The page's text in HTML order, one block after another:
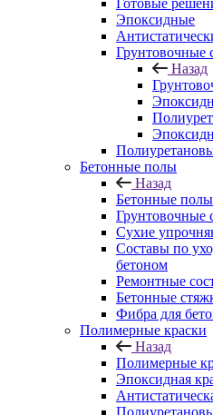
Готовые
Эпоксидные
Грунтовочные
Назад
Бетонные полы
Назад
Бетонные полы
Грунтовочные
Сухие
Составы по
бетоном
Ремонтные
Бетонные
Фибра для
Полимерные краски
Назад
Полимерные
Эпоксидная